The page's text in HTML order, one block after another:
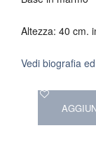
Altezza: 40 cm.
Vedi biografia